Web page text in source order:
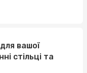
вашої
стільці та